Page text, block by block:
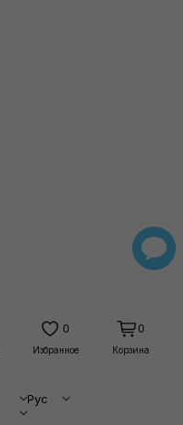
0
Избранное
0
Корзина
Рус